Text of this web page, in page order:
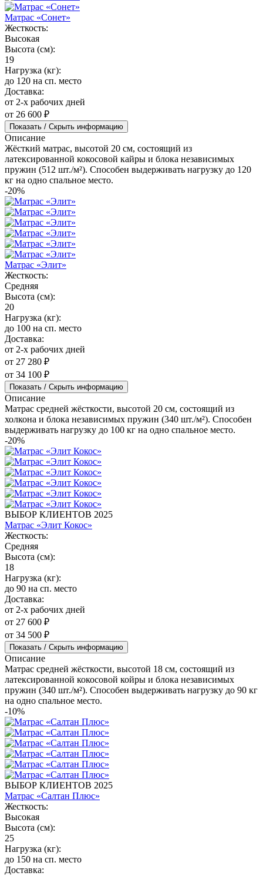
Матрас «Сонет»
Жесткость:
Высокая
Высота (см):
19
Нагрузка (кг):
до 120 на сп. место
Доставка:
от 2-х рабочих дней
от 26 600 ₽
Показать / Скрыть информацию
Описание
Жёсткий матрас, высотой 20 см, состоящий из
латексированной кокосовой кайры и блока независимых
пружин (512 шт./м²). Способен выдерживать нагрузку до 120
кг на одно спальное место.
-20%
Матрас «Элит»
Жесткость:
Средняя
Высота (см):
20
Нагрузка (кг):
до 100 на сп. место
Доставка:
от 2-х рабочих дней
от 27 280 ₽
от 34 100 ₽
Показать / Скрыть информацию
Описание
Матрас средней жёсткости, высотой 20 см, состоящий из
холкона и блока независимых пружин (340 шт./м²). Способен
выдерживать нагрузку до 100 кг на одно спальное место.
-20%
ВЫБОР КЛИЕНТОВ 2025
Матрас «Элит Кокос»
Жесткость:
Средняя
Высота (см):
18
Нагрузка (кг):
до 90 на сп. место
Доставка:
от 2-х рабочих дней
от 27 600 ₽
от 34 500 ₽
Показать / Скрыть информацию
Описание
Матрас средней жёсткости, высотой 18 см, состоящий из
латексированной кокосовой койры и блока независимых
пружин (340 шт./м²). Способен выдерживать нагрузку до 90 кг
на одно спальное место.
-10%
ВЫБОР КЛИЕНТОВ 2025
Матрас «Салтан Плюс»
Жесткость:
Высокая
Высота (см):
25
Нагрузка (кг):
до 150 на сп. место
Доставка: